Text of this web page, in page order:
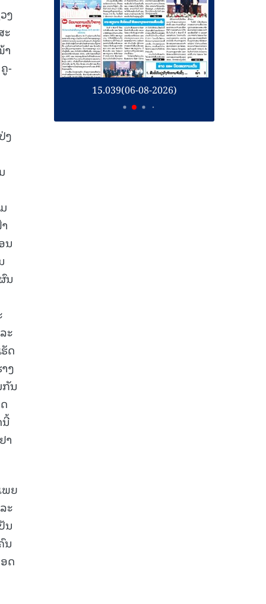
ງ
ະ
າ
-
ງ
ນ
ນ
ະ
ດ
ງ
ກັນ
ນີ້
າ
ພຍ
ະ
ນ
ນ
ດ
15.039(06-08-2026)